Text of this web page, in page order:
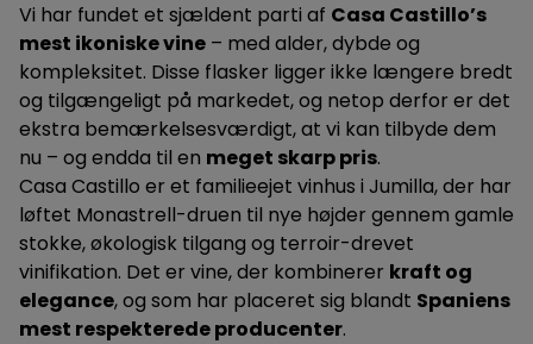
Vi har fundet et sjældent parti af Casa Castillo’s
mest ikoniske vine – med alder, dybde og
kompleksitet. Disse flasker ligger ikke længere bredt
og tilgængeligt på markedet, og netop derfor er det
ekstra bemærkelsesværdigt, at vi kan tilbyde dem
nu – og endda til en meget skarp pris.
Casa Castillo er et familieejet vinhus i Jumilla, der har
løftet Monastrell-druen til nye højder gennem gamle
stokke, økologisk tilgang og terroir-drevet
vinifikation. Det er vine, der kombinerer kraft og
elegance, og som har placeret sig blandt Spaniens
mest respekterede producenter.